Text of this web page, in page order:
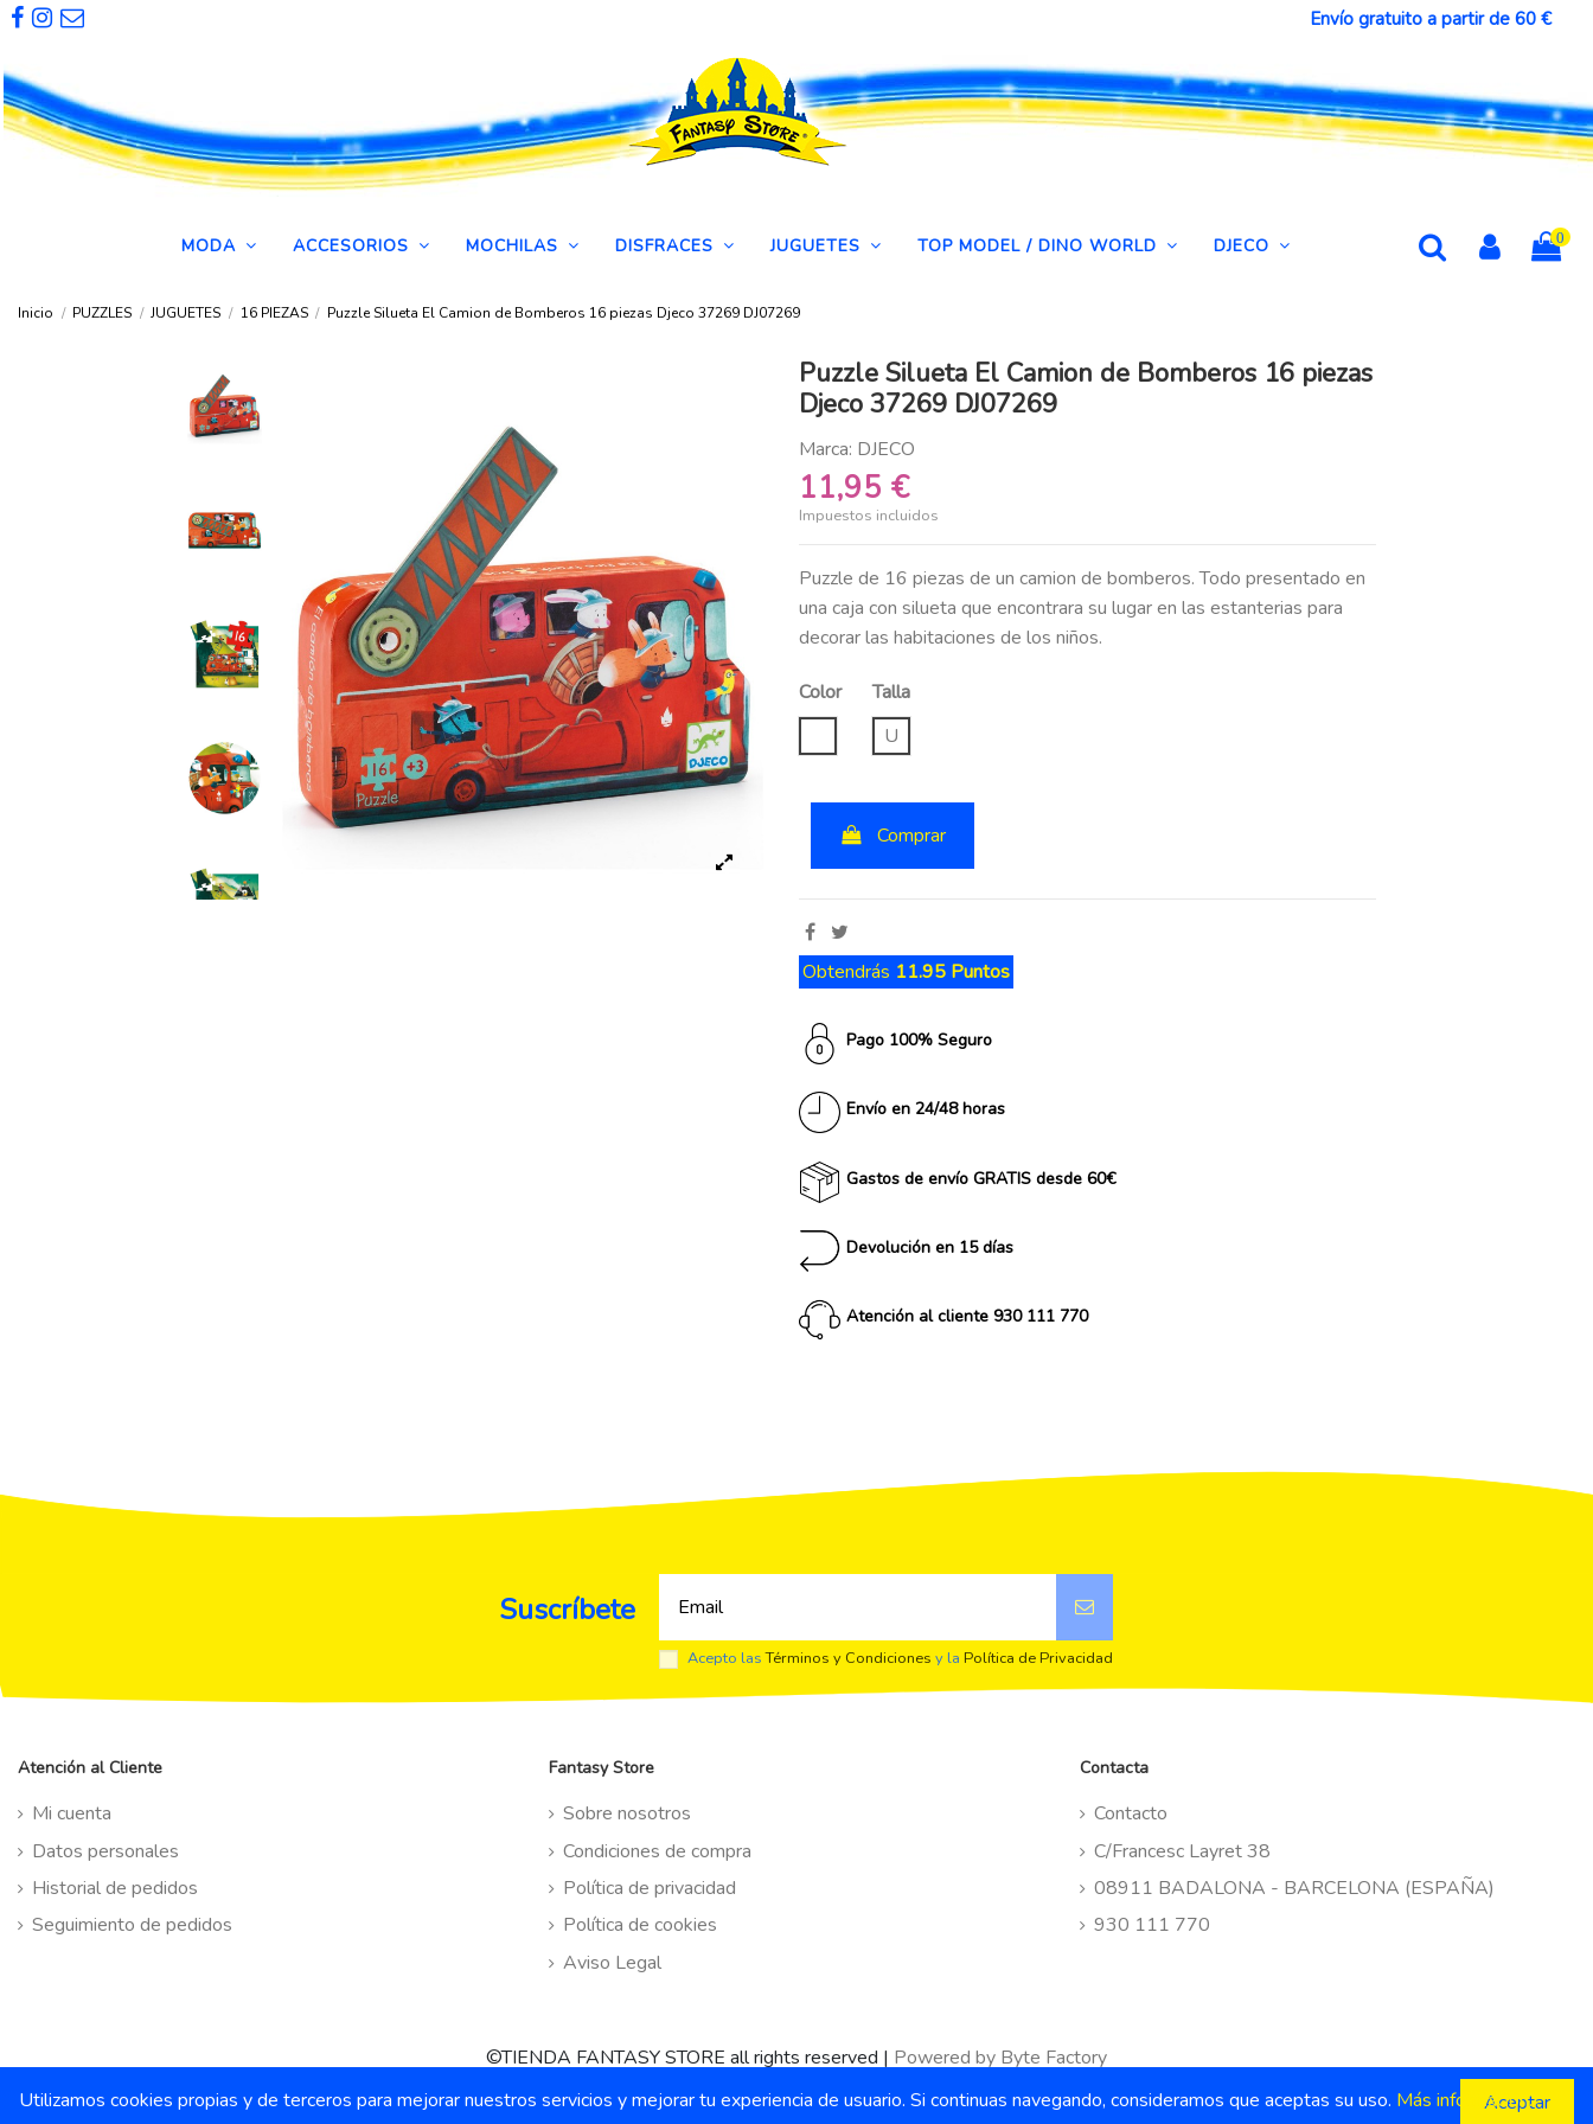
¿Necesitas ayuda ?
Envío gratuito a partir de 60 €
MODA ACCESORIOS MOCHILAS DISFRACES JUGUETES TOP MODEL / DINO WORLD DJECO 0
Inicio PUZZLES JUGUETES 16 PIEZAS Puzzle Silueta El Camion de Bomberos 16 piezas Djeco 37269 DJ07269
Puzzle Silueta El Camion de Bomberos 16 piezas
Djeco 37269 DJ07269
Marca: DJECO
11,95 €
Impuestos incluidos
Puzzle de 16 piezas de un camion de bomberos. Todo presentado en
una caja con silueta que encontrara su lugar en las estanterias para
decorar las habitaciones de los niños.
Color
Talla
U
Comprar
Obtendrás 11.95 Puntos
Pago 100% Seguro
Envío en 24/48 horas
Gastos de envío GRATIS desde 60€
Devolución en 15 días
Atención al cliente 930 111 770
Suscríbete
Acepto lasTérminos y Condiciones y la Política de Privacidad
Atención al Cliente
Mi cuenta
Datos personales
Historial de pedidos
Seguimiento de pedidos
Fantasy Store
Sobre nosotros
Condiciones de compra
Política de privacidad
Política de cookies
Aviso Legal
Contacta
Contacto
C/Francesc Layret 38
08911 BADALONA - BARCELONA (ESPAÑA)
930 111 770
©TIENDA FANTASY STORE all rights reserved | Powered by Byte Factory
Utilizamos cookies propias y de terceros para mejorar nuestros servicios y mejorar tu experiencia de usuario. Si continuas navegando, consideramos que aceptas su uso. Más información...
Aceptar